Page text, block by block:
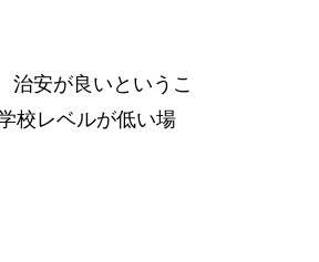
治安が良いというこ
校レベルが低い場